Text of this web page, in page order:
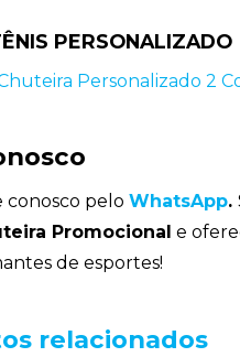
PERSONALIZADO
conosco pelo WhatsApp.
Promocional e
de esportes!
relacionados